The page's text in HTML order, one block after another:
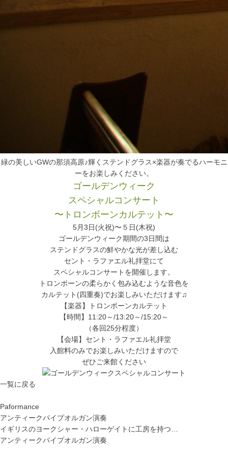
緑の美しいGWの那須高原♪輝くステンドグラス×楽器が奏でるハーモニ
ーをお楽しみください。
ゴールデンウィーク
スペシャルコンサート
〜トロンボーンカルテット〜
5月3日(火祝)〜５日(木祝)
ゴールデンウィーク期間の3日間は
ステンドグラスの鮮やかな光が差し込む
セント・ラファエル礼拝堂にて
スペシャルコンサートを開催します。
トロンボーンの柔らかく包み込むような音色を
カルテット(四重奏)でお楽しみいただけます♫
【楽器】トロンボーンカルテット
【時間】11:20～/13:20～/15:20～
（各回25分程度）
【会場】セント・ラファエル礼拝堂
入館料のみでお楽しみいただけますので
ぜひご来館ください
一覧に戻る
Paformance
アンティークパイプオルガン演奏
イギリスのヨークシャー・ハローゲイトに工房を持つ…
アンティークパイプオルガン演奏